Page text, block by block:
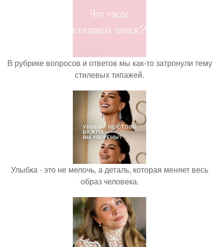
В рубрике вопросов и ответов мы как-то затронули тему
стилевых типажей.
Улыбка - это не мелочь, а деталь, которая меняет весь
образ человека.